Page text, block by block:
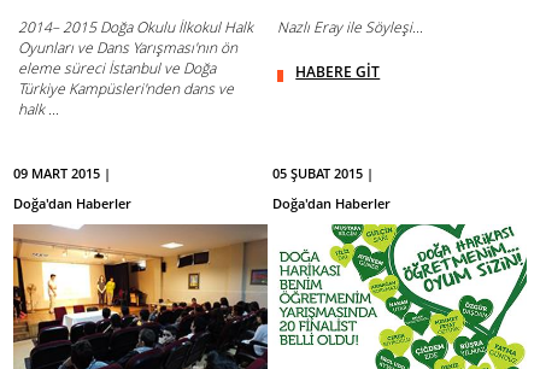
2014– 2015 Doğa Okulu İlkokul Halk
Oyunları ve Dans Yarışması'nın ön
eleme süreci İstanbul ve Doğa
Türkiye Kampüsleri'nden dans ve
halk ...
Nazlı Eray ile Söyleşi...
HABERE GİT
09 MART 2015 |
Doğa'dan Haberler
05 ŞUBAT 2015 |
Doğa'dan Haberler